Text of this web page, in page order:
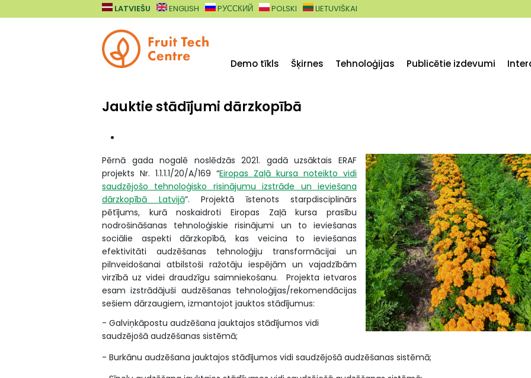
Pārlekt uz galveno saturuLATVIEŠU ENGLISH PУССКИЙ POLSKI LIETUVIŠKAI
Demo tīkls Šķirnes Tehnoloģijas Publicētie izdevumi
Jauktie stādījumi dārzkopībā
Pērnā gada nogalē noslēdzās 2021. gadā uzsāktais ERAF
projekts Nr. 1.1.1.1/20/A/169 “Eiropas Zaļā kursa noteikto vidi
saudzējošo tehnoloģisko risinājumu izstrāde un ieviešana
dārzkopībā Latvijā”. Projektā īstenots starpdisciplinārs
pētījums, kurā noskaidroti Eiropas Zaļā kursa prasību
nodrošināšanas tehnoloģiskie risinājumi un to ieviešanas
sociālie aspekti dārzkopībā, kas veicina to ieviešanas
efektivitāti audzēšanas tehnoloģiju transformācijai un
pilnveidošanai atbilstoši ražotāju iespējām un vajadzībām
virzībā uz videi draudzīgu saimniekošanu. Projekta ietvaros
esam izstrādājuši audzēšanas tehnoloģijas/rekomendācijas
sešiem dārzaugiem, izmantojot jauktos stādījumus:
- Galviņkāpostu audzēšana jauktajos stādījumos vidi
saudzējošā audzēšanas sistēmā;
- Burkānu audzēšana jauktajos stādījumos vidi saudzējošā audzēšanas sistēmā;